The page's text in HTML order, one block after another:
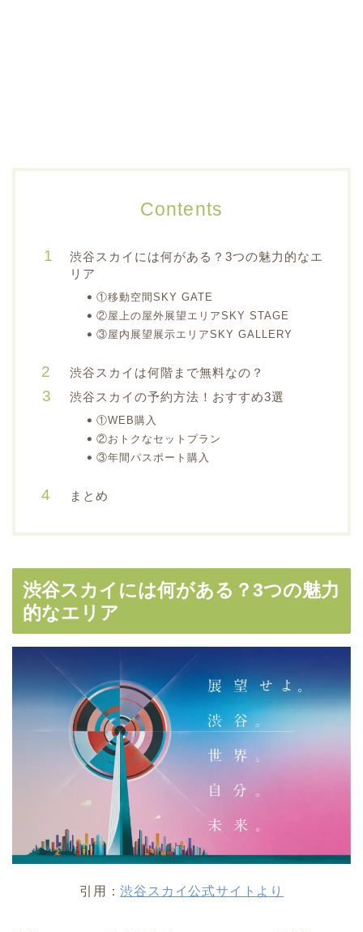
Contents
渋谷スカイには何がある？3つの魅力的なエ
リア
①移動空間SKY GATE
②屋上の屋外展望エリアSKY STAGE
③屋内展望展示エリアSKY GALLERY
渋谷スカイは何階まで無料なの？
渋谷スカイの予約方法！おすすめ3選
①WEB購入
②おトクなセットプラン
③年間パスポート購入
まとめ
渋谷スカイには何がある？3つの魅力
的なエリア
引用：渋谷スカイ公式サイトより